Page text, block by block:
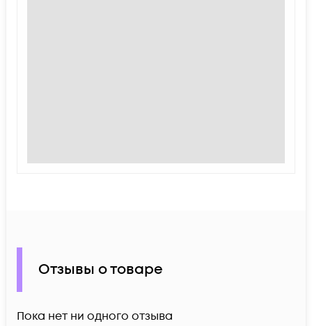
Отзывы о товаре
Пока нет ни одного отзыва